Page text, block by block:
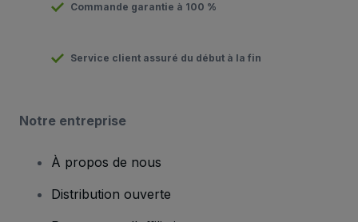
Commande garantie à 100 %
Service client assuré du début à la fin
Notre entreprise
À propos de nous
Distribution ouverte